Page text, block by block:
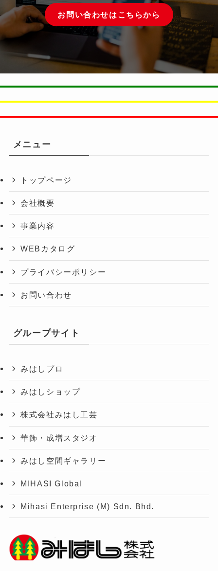
お問い合わせはこちらから
メニュー
トップページ
会社概要
事業内容
WEBカタログ
プライバシーポリシー
お問い合わせ
グループサイト
みはしプロ
みはしショップ
株式会社みはし工芸
華飾・成増スタジオ
みはし空間ギャラリー
MIHASI Global
Mihasi Enterprise (M) Sdn. Bhd.